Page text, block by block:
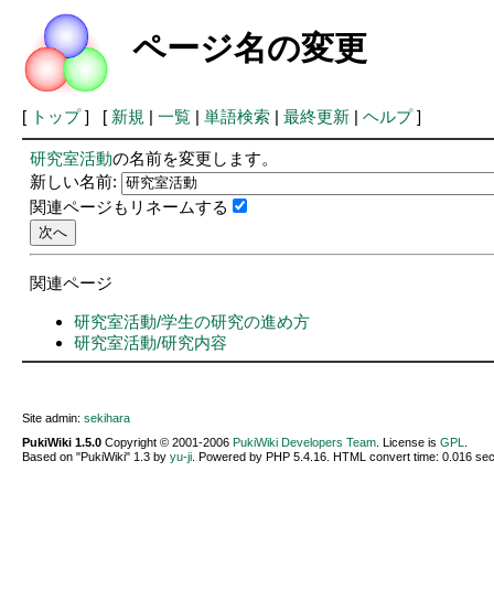
ページ名の変更
[ トップ] [ 新規 | 一覧| 単語検索| 最終更新| ヘルプ]
研究室活動の名前を変更します。
新しい名前:
関連ページもリネームする
関連ページ
研究室活動/学生の研究の進め方
研究室活動/研究内容
Site admin: sekihara
PukiWiki 1.5.0Copyright © 2001-2006 PukiWiki Developers Team. License is GPL.
Based on "PukiWiki" 1.3 by yu-ji. Powered by PHP 5.4.16. HTML convert time: 0.016